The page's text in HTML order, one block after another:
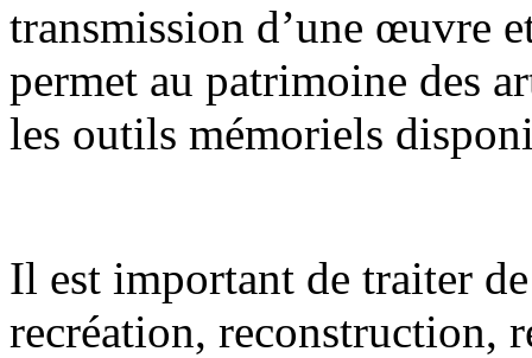
transmission d’une œuvre
permet au patrimoine des
les outils mémoriels
Il est important de traiter
recréation, reconstruction,